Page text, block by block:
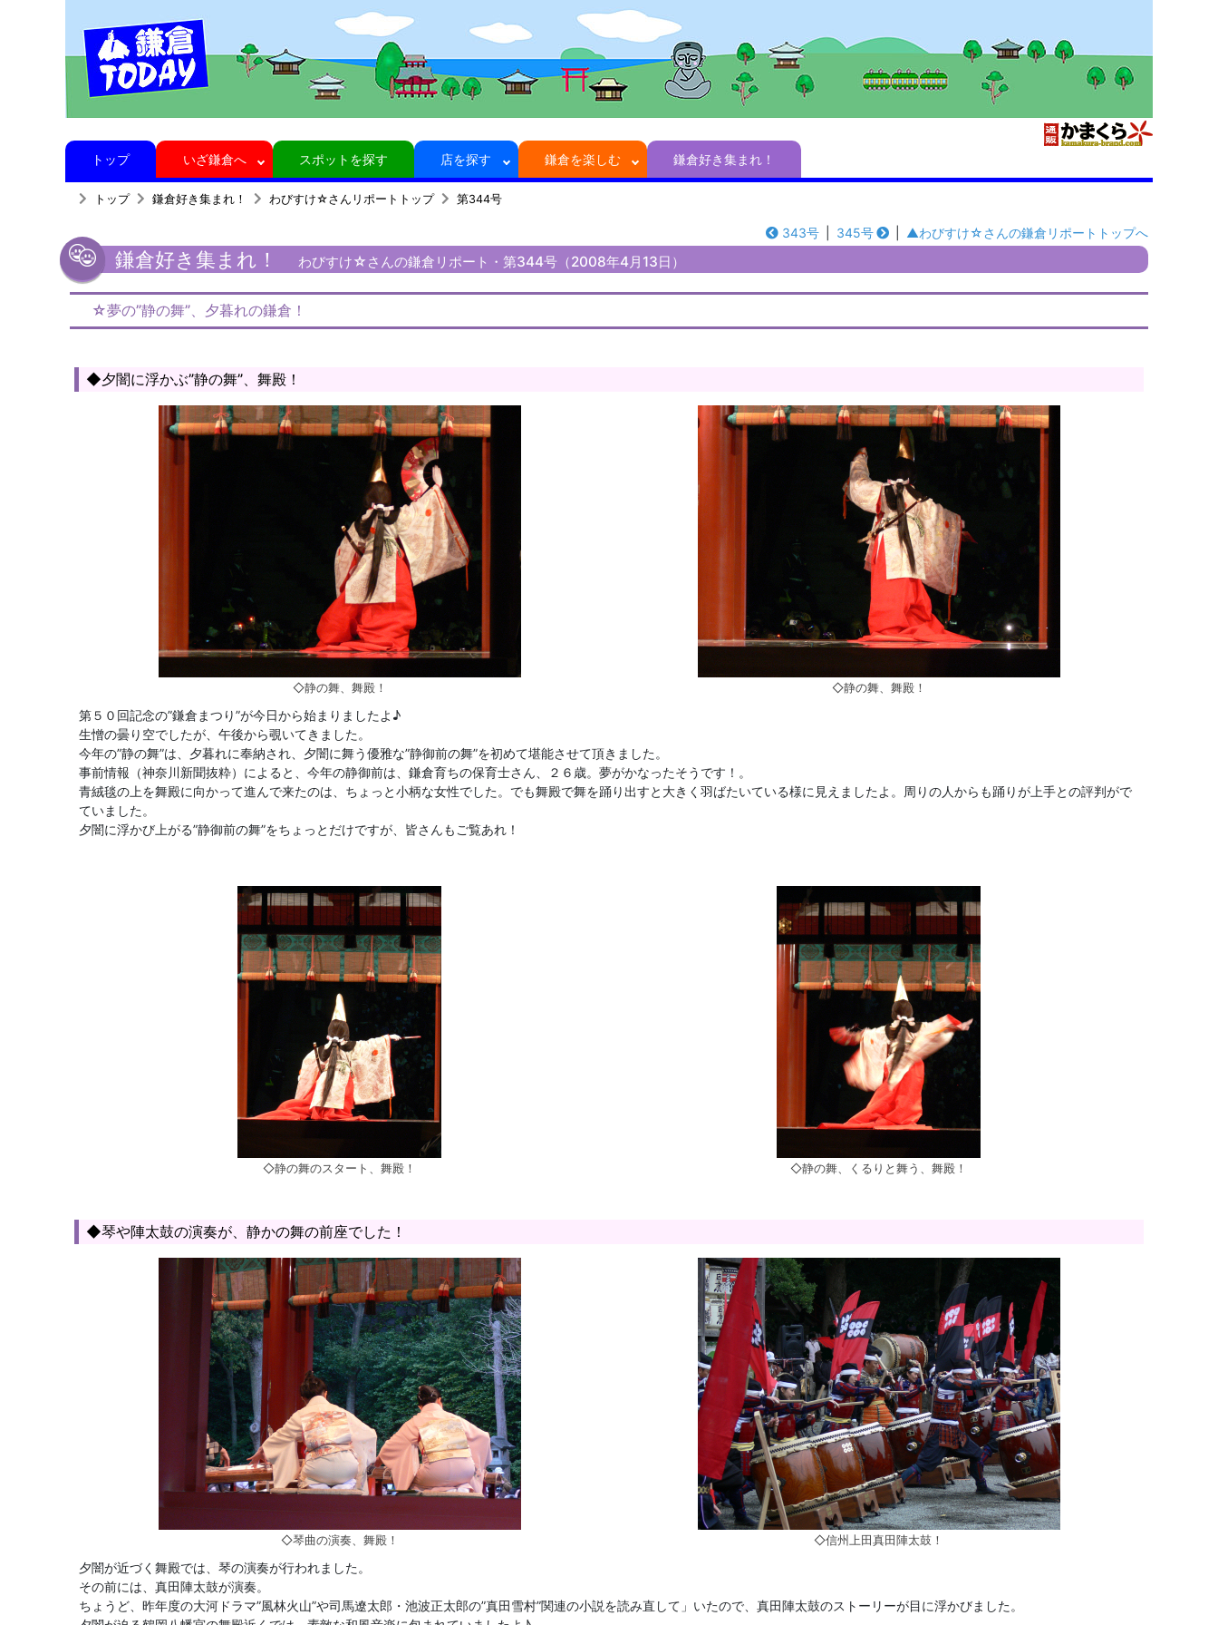
トップ いざ鎌倉へ スポットを探す 店を探す 鎌倉を楽しむ 鎌倉好き集まれ！
トップ 鎌倉好き集まれ！ わびすけ☆さんリポートトップ 第344号
343号 345号 ▲わびすけ☆さんの鎌倉リポートトップへ
鎌倉好き集まれ！ わびすけ☆さんの鎌倉リポート・第344号（2008年4月13日）
☆夢の”静の舞”、夕暮れの鎌倉！
◆夕闇に浮かぶ”静の舞”、舞殿！
◇静の舞、舞殿！ ◇静の舞、舞殿！
第５０回記念の”鎌倉まつり”が今日から始まりましたよ♪
生憎の曇り空でしたが、午後から覗いてきました。
今年の”静の舞”は、夕暮れに奉納され、夕闇に舞う優雅な”静御前の舞”を初めて堪能させて頂きました。
事前情報（神奈川新聞抜粋）によると、今年の静御前は、鎌倉育ちの保育士さん、２６歳。夢がかなったそうです！。
青絨毯の上を舞殿に向かって進んで来たのは、ちょっと小柄な女性でした。でも舞殿で舞を踊り出すと大きく羽ばたいている様に見えましたよ。周りの人からも踊りが上手との評判がで
ていました。
夕闇に浮かび上がる”静御前の舞”をちょっとだけですが、皆さんもご覧あれ！
◇静の舞のスタート、舞殿！ ◇静の舞、くるりと舞う、舞殿！
◆琴や陣太鼓の演奏が、静かの舞の前座でした！
◇琴曲の演奏、舞殿！ ◇信州上田真田陣太鼓！
夕闇が近づく舞殿では、琴の演奏が行われました。
その前には、真田陣太鼓が演奏。
ちょうど、昨年度の大河ドラマ”風林火山”や司馬遼太郎・池波正太郎の”真田雪村”関連の小説を読み直して」いたので、真田陣太鼓のストーリーが目に浮かびました。